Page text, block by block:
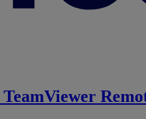
TeamViewer